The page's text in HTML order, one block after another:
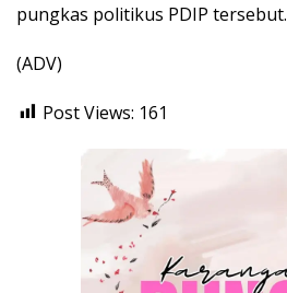
pungkas politikus PDIP tersebut.
(ADV)
Post Views: 161